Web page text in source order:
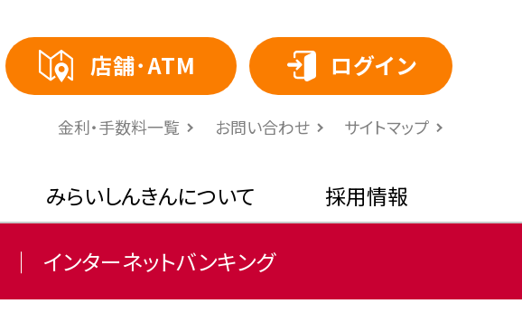
インターネットバンキング
みらいしんきんについて 採用情報
店舗･ATM ログイン
⾦利・⼿数料⼀覧 お問い合わせ サイトマップ